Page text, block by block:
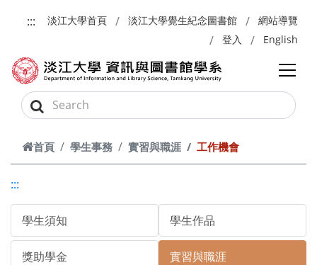
:::
淡江大學首頁 淡江大學覺生紀念圖書館
網站導覽
登入
English
首頁 學生事務 實習與職涯 工作機會
:::
學生須知 學生作品
獎助學金 實習與職涯